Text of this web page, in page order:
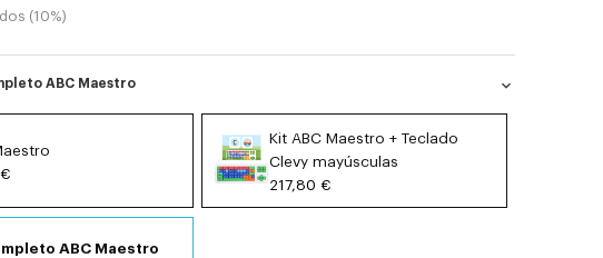
(10%)
ABC Maestro expand_more
Kit ABC Maestro + Teclado
Clevy mayúsculas
217,80 €
ABC Maestro